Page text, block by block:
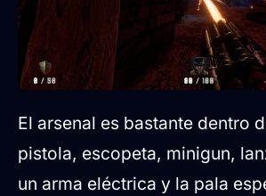
El arsenal es bastante dentro
pistola, escopeta, minigun,
un arma eléctrica y la pala